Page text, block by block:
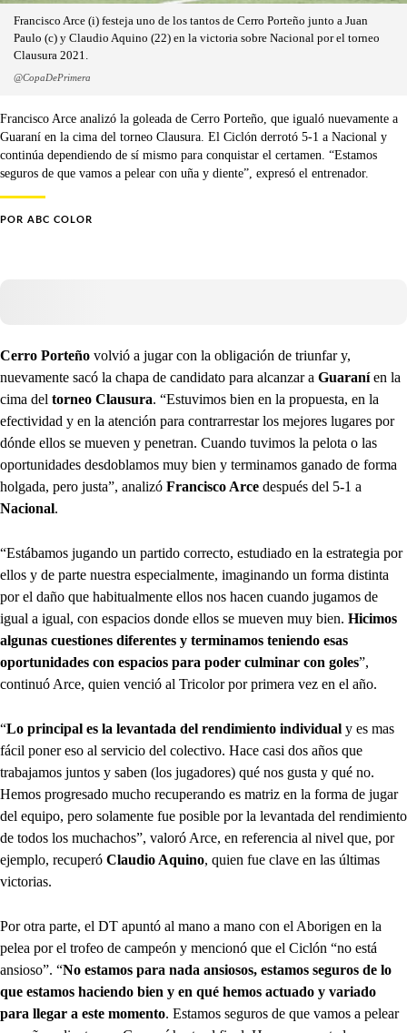
Francisco Arce (i) festeja uno de los tantos de Cerro Porteño junto a Juan
Paulo (c) y Claudio Aquino (22) en la victoria sobre Nacional por el torneo
Clausura 2021.
@CopaDePrimera
Francisco Arce analizó la goleada de Cerro Porteño, que igualó nuevamente a
Guaraní en la cima del torneo Clausura. El Ciclón derrotó 5-1 a Nacional y
continúa dependiendo de sí mismo para conquistar el certamen. “Estamos
seguros de que vamos a pelear con uña y diente”, expresó el entrenador.
POR ABC COLOR
Cerro Porteño volvió a jugar con la obligación de triunfar y,
nuevamente sacó la chapa de candidato para alcanzar a Guaraníen la
cima del torneo Clausura. “Estuvimos bien en la propuesta, en la
efectividad y en la atención para contrarrestar los mejores lugares por
dónde ellos se mueven y penetran. Cuando tuvimos la pelota o las
oportunidades desdoblamos muy bien y terminamos ganado de forma
holgada, pero justa”, analizó Francisco Arce después del 5-1 a
Nacional.
“Estábamos jugando un partido correcto, estudiado en la estrategia por
ellos y de parte nuestra especialmente, imaginando un forma distinta
por el daño que habitualmente ellos nos hacen cuando jugamos de
igual a igual, con espacios donde ellos se mueven muy bien. Hicimos
algunas cuestiones diferentes y terminamos teniendo esas
oportunidades con espacios para poder culminar con goles”,
continuó Arce, quien venció al Tricolor por primera vez en el año.
“Lo principal es la levantada del rendimiento individual y es mas
fácil poner eso al servicio del colectivo. Hace casi dos años que
trabajamos juntos y saben (los jugadores) qué nos gusta y qué no.
Hemos progresado mucho recuperando es matriz en la forma de jugar
del equipo, pero solamente fue posible por la levantada del rendimiento
de todos los muchachos”, valoró Arce, en referencia al nivel que, por
ejemplo, recuperó Claudio Aquino, quien fue clave en las últimas
victorias.
Por otra parte, el DT apuntó al mano a mano con el Aborigen en la
pelea por el trofeo de campeón y mencionó que el Ciclón “no está
ansioso”. “No estamos para nada ansiosos, estamos seguros de lo
que estamos haciendo bien y en qué hemos actuado y variado
para llegar a este momento. Estamos seguros de que vamos a pelear